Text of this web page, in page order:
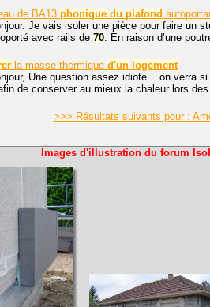
de BA13 phonique du plafond
Je vais isoler une pièce pour faire un
avec rails de 70. En raison d’une
la masse thermique d'un logement
Une question assez idiote... on verra
de conserver au mieux la chaleur lors
>>> Résultats suivants pour :
Images d'illustration du forum